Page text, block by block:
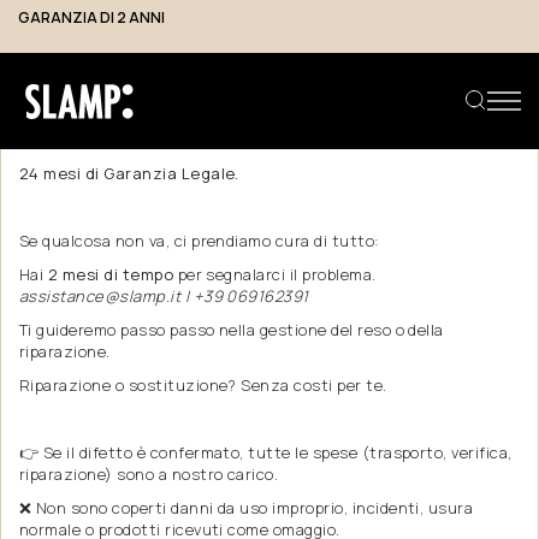
GARANZIA DI 2 ANNI
Cerca prodotto
Garanzia
Acquistare sul nostro sito significa avere la certezza di prodotti
24 mesi di Garanzia Legale.
Se qualcosa non va, ci prendiamo cura di tutto:
Hai 2 mesi di tempo per segnalarci il problema.
assistance@slamp.it | +39 069162391
Ti guideremo passo passo nella gestione del reso o della
riparazione.
Riparazione o sostituzione? Senza costi per te.
👉 Se il difetto è confermato, tutte le spese (trasporto, verifica,
riparazione) sono a nostro carico.
❌ Non sono coperti danni da uso improprio, incidenti, usura
normale o prodotti ricevuti come omaggio.